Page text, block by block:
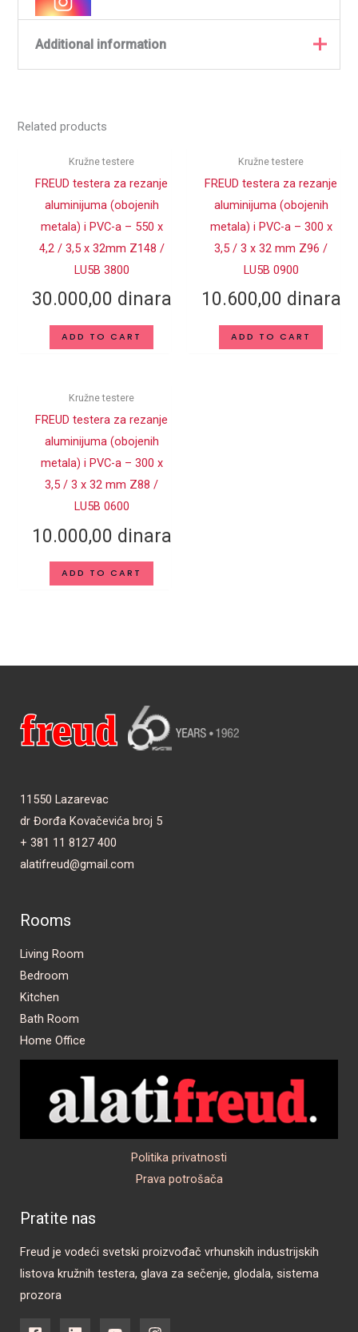
Additional information
PROIZVOĐAČ
SPOLJNI
PREČNIK D (mm)
DUBINA
SEČENJA (mm)
DEBLJINA TELA
TESTERE (mm)
CENTRALNI
OTVOR d (mm)
MATERIJAL
Related products
Kružne testere
FREUD testera za rezanje
aluminijuma (obojenih
metala) i PVC-a – 550 x
4,2 / 3,5 x 32mm Z148 /
LU5B 3800
30.000,00 dinara
ADD TO CART
Kružne testere
FREUD testera za rezanje
aluminijuma (obojenih
metala) i PVC-a – 300 x
3,5 / 3 x 32 mm Z96 /
LU5B 0900
10.600,00 dinara
ADD TO CART
Kružne testere
FREUD testera za rezanje
aluminijuma (obojenih
metala) i PVC-a – 300 x
3,5 / 3 x 32 mm Z88 /
LU5B 0600
10.000,00 dinara
ADD TO CART
11550 Lazarevac
dr Đorđa Kovačevića broj 5
+ 381 11 8127 400
alatifreud@gmail.com
Rooms
Living Room
Bedroom
Kitchen
Bath Room
Home Office
Politika privatnosti
Prava potrošača
Pratite nas
Freud je vodeći svetski proizvođač vrhunskih industrijskih
listova kružnih testera, glava za sečenje, glodala, sistema
prozora